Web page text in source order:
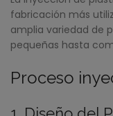
fabricación más
amplia variedad de
pequeñas hasta
Proceso